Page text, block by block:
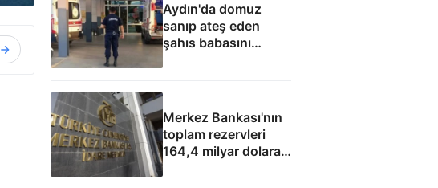
Aydın'da domuz
sanıp ateş eden
şahıs babasını
Merkez Bankası'nın
toplam rezervleri
164,4 milyar dolara
yükseldi